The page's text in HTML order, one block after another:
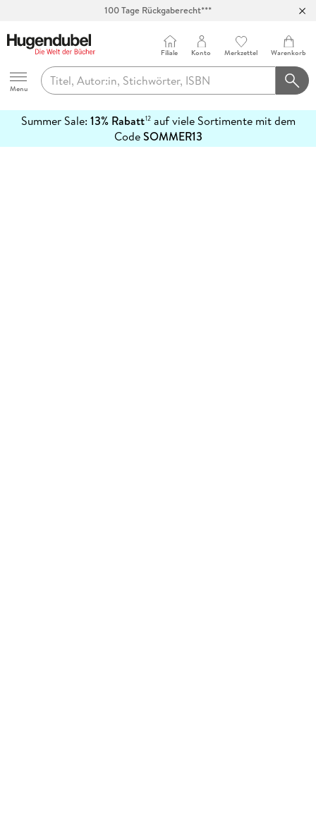
100 Tage Rückgaberecht***
Hugendubel
Menu
Filiale Konto Merkzettel Warenkorb
Summer Sale: 13% Rabatt12auf viele Sortimente mit dem
CodeSOMMER13
erfahren